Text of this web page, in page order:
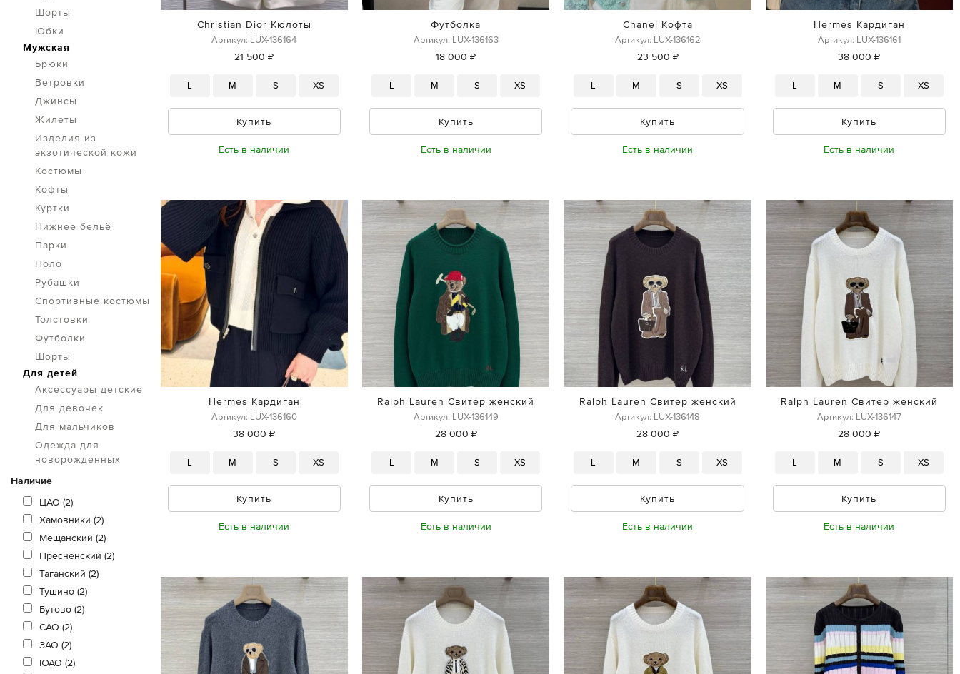
Шорты
Юбки
Мужская
Брюки
Ветровки
Джинсы
Жилеты
Изделия из
экзотической кожи
Костюмы
Кофты
Куртки
Нижнее бельё
Парки
Поло
Рубашки
Спортивные костюмы
Толстовки
Футболки
Шорты
Для детей
Аксессуары детские
Для девочек
Для мальчиков
Одежда для
новорожденных
Наличие
ЦАО (2)
Хамовники (2)
Мещанский (2)
Пресненский (2)
Таганский (2)
Тушино (2)
Бутово (2)
САО (2)
ЗАО (2)
ЮАО (2)
Christian Dior Кюлоты
Артикул: LUX-136164
21 500 ₽
L M S XS
Купить
Есть в наличии
Футболка
Артикул: LUX-136163
18 000 ₽
L M S XS
Купить
Есть в наличии
Chanel Кофта
Артикул: LUX-136162
23 500 ₽
L M S XS
Купить
Есть в наличии
Hermes Кардиган
Артикул: LUX-136161
38 000 ₽
L M S XS
Купить
Есть в наличии
Hermes Кардиган
Артикул: LUX-136160
38 000 ₽
L M S XS
Купить
Есть в наличии
Ralph Lauren Свитер женский
Артикул: LUX-136149
28 000 ₽
L M S XS
Купить
Есть в наличии
Ralph Lauren Свитер женский
Артикул: LUX-136148
28 000 ₽
L M S XS
Купить
Есть в наличии
Ralph Lauren Свитер женский
Артикул: LUX-136147
28 000 ₽
L M S XS
Купить
Есть в наличии